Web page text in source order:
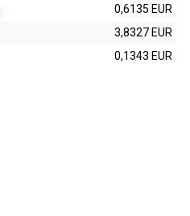
0,6135 EUR
3,8327 EUR
0,1343 EUR